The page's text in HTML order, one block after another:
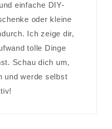
einfache DIY-
oder kleine
Ich zeige dir,
tolle Dinge
Schau dich um,
und werde selbst